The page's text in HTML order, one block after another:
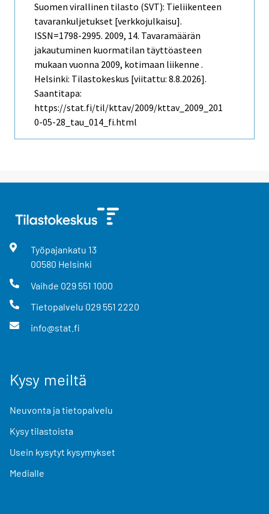
Suomen virallinen tilasto (SVT): Tieliikenteen
tavarankuljetukset [verkkojulkaisu].
ISSN=1798-2995. 2009, 14. Tavaramäärän
jakautuminen kuormatilan täyttöasteen
mukaan vuonna 2009, kotimaan liikenne .
Helsinki: Tilastokeskus [viitattu: 8.8.2026].
Saantitapa:
https://stat.fi/til/kttav/2009/kttav_2009_201
0-05-28_tau_014_fi.html
Työpajankatu 13
00580 Helsinki
Vaihde 029 551 1000
Tietopalvelu 029 551 2220
info@stat.fi
Kysy meiltä
Neuvonta ja tietopalvelu
Kysy tilastoista
Usein kysytyt kysymykset
Medialle